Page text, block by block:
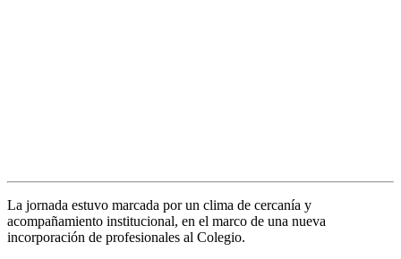
Anterior
Siguiente
La jornada estuvo marcada por un clima de cercanía y
acompañamiento institucional, en el marco de una nueva
incorporación de profesionales al Colegio.